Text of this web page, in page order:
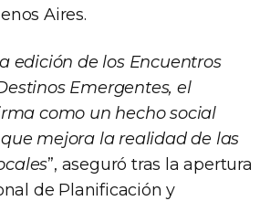
Aires.
edición de los Encuentros
Emergentes, el
como un hecho social
mejora la realidad de las
”, aseguró tras la apertura
de Planificación y